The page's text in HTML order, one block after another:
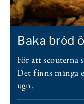
Baka bröd
För att scouterna
Det finns många
ugn.